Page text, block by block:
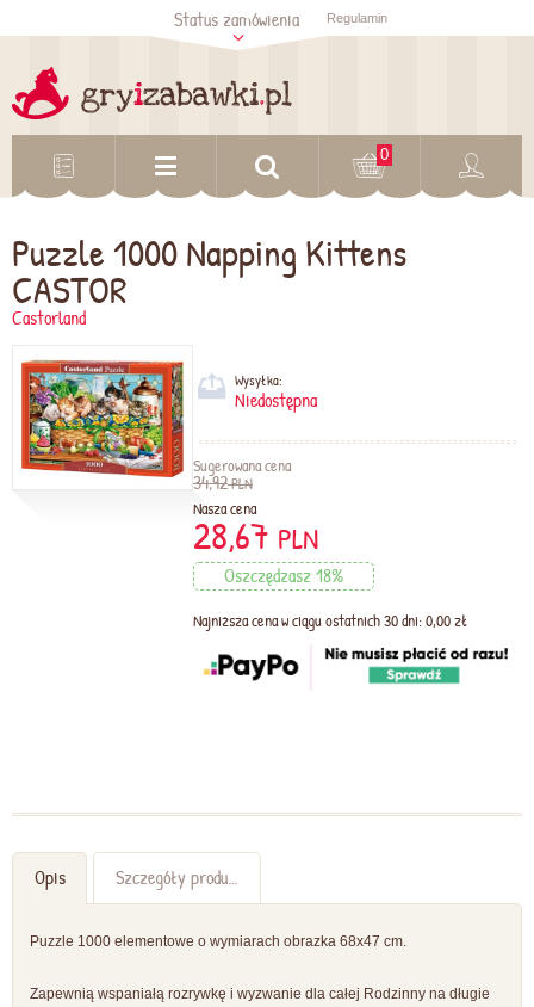
Sprawdź status
zamówienia
Status zamówienia Regulamin
0
Puzzle 1000 Napping Kittens
CASTOR
Castorland
Wysyłka:
Niedostępna
Sugerowana cena
34,92PLN
Nasza cena
28,67 PLN
Oszczędzasz 18%
Najniższa cena w ciągu ostatnich 30 dni: 0,00 zł
Opis Szczegóły produktu
Puzzle 1000 elementowe o wymiarach obrazka 68x47 cm.
Zapewnią wspaniałą rozrywkę i wyzwanie dla całej Rodzinny na długie